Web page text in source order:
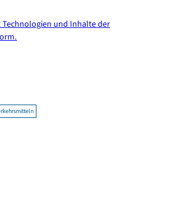
Technologien und Inhalte der